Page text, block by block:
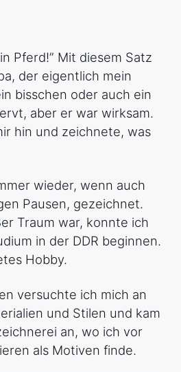
Pferd!” Mit diesem Satz
der eigentlich mein
bisschen oder auch ein
aber er war wirksam.
hin und zeichnete, was
wieder, wenn auch
Pausen, gezeichnet.
Traum war, konnte ich
in der DDR beginnen.
Hobby.
versuchte ich mich an
und Stilen und kam
an, wo ich vor
als Motiven finde.